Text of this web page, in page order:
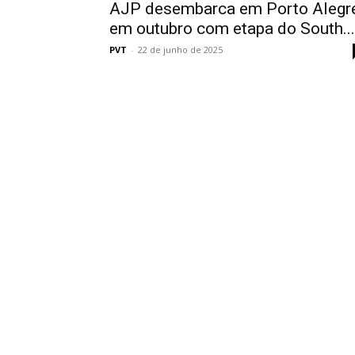
AJP desembarca em Porto
em outubro com etapa do South...
PVT - 22 de junho de 2025